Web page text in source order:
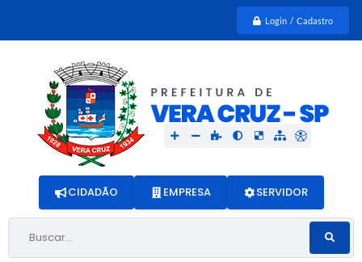
Login / Cadastro
Buscar...
CIDADÃO EMPRESA SERVIDOR